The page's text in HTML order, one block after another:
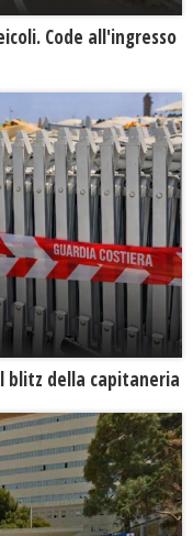
Code all'ingresso
blitz della capitaneria